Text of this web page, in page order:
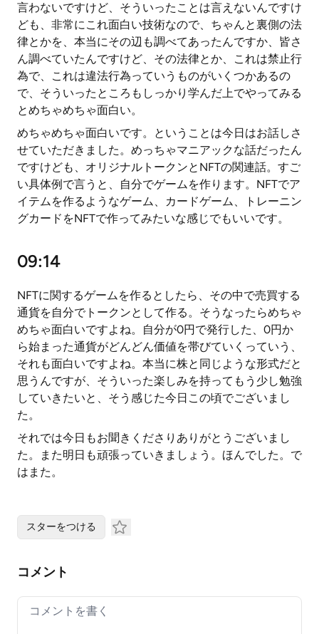
言わないですけど、そういったことは言えないんですけ
ども、非常にこれ面白い技術なので、ちゃんと裏側の法
律とかを、本当にその辺も調べてあったんですか、皆さ
ん調べていたんですけど、その法律とか、これは禁止行
為で、これは違法行為っていうものがいくつかあるの
で、そういったところもしっかり学んだ上でやってみる
とめちゃめちゃ面白い。
めちゃめちゃ面白いです。ということは今日はお話しさ
せていただきました。めっちゃマニアックな話だったん
ですけども、オリジナルトークンとNFTの関連話。すご
い具体例で言うと、自分でゲームを作ります。NFTでア
イテムを作るようなゲーム、カードゲーム、トレーニン
グカードをNFTで作ってみたいな感じでもいいです。
09:14
NFTに関するゲームを作るとしたら、その中で売買する
通貨を自分でトークンとして作る。そうなったらめちゃ
めちゃ面白いですよね。自分が0円で発行した、0円か
ら始まった通貨がどんどん価値を帯びていくっていう、
それも面白いですよね。本当に株と同じような形式だと
思うんですが、そういった楽しみを持ってもう少し勉強
していきたいと、そう感じた今日この頃でございまし
た。
それでは今日もお聞きくださりありがとうございまし
た。また明日も頑張っていきましょう。ほんでした。で
はまた。
スターをつける
コメント
Your comment